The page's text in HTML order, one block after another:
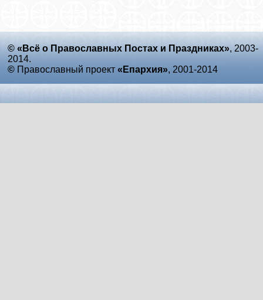
© «Всё о Православных Постах и Праздниках», 2003-
2014.
© Православный проект «Епархия», 2001-2014